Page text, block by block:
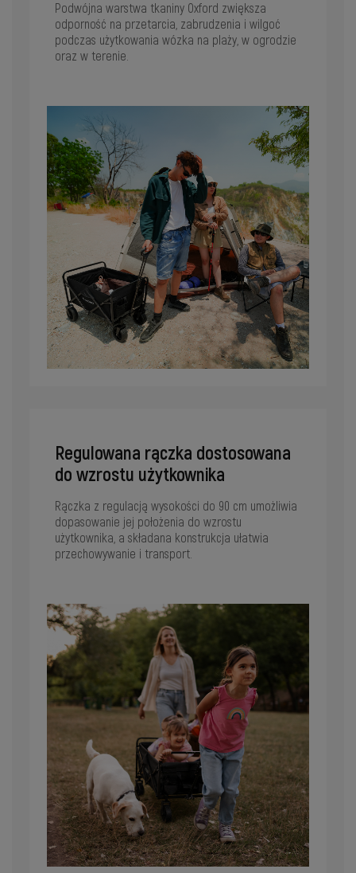
Podwójna warstwa tkaniny Oxford zwiększa
odporność na przetarcia, zabrudzenia i wilgoć
podczas użytkowania wózka na plaży, w ogrodzie
oraz w terenie.
Regulowana rączka dostosowana
do wzrostu użytkownika
Rączka z regulacją wysokości do 90 cm umożliwia
dopasowanie jej położenia do wzrostu
użytkownika, a składana konstrukcja ułatwia
przechowywanie i transport.